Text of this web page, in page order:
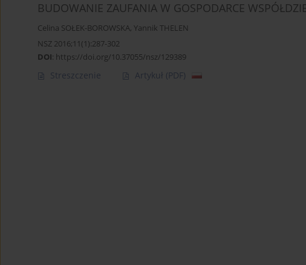
BUDOWANIE ZAUFANIA W GOSPODARCE
Celina SOŁEK-BOROWSKA, Yannik THELEN
NSZ 2016;11(1):287-302
DOI: https://doi.org/10.37055/nsz/129389
Streszczenie Artykuł (PDF)